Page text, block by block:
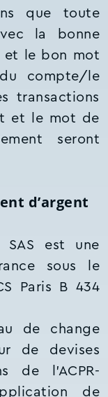
que toute
la bonne
et le bon mot
compte/le
transactions
et le mot de
seront
d’argent
SAS est une
sous le
Paris B 434
de change
de devises
de l’ACPR-
de